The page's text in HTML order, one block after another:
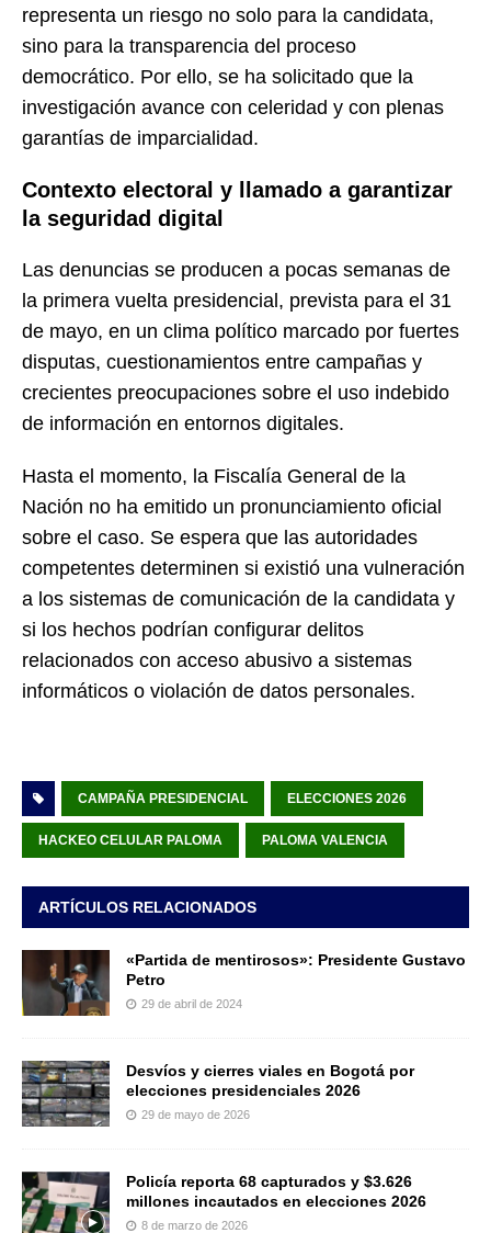
representa un riesgo no solo para la candidata,
sino para la transparencia del proceso
democrático. Por ello, se ha solicitado que la
investigación avance con celeridad y con plenas
garantías de imparcialidad.
Contexto electoral y llamado a garantizar
la seguridad digital
Las denuncias se producen a pocas semanas de
la primera vuelta presidencial, prevista para el 31
de mayo, en un clima político marcado por fuertes
disputas, cuestionamientos entre campañas y
crecientes preocupaciones sobre el uso indebido
de información en entornos digitales.
Hasta el momento, la Fiscalía General de la
Nación no ha emitido un pronunciamiento oficial
sobre el caso. Se espera que las autoridades
competentes determinen si existió una vulneración
a los sistemas de comunicación de la candidata y
si los hechos podrían configurar delitos
relacionados con acceso abusivo a sistemas
informáticos o violación de datos personales.
CAMPAÑA PRESIDENCIAL ELECCIONES 2026
HACKEO CELULAR PALOMA PALOMA VALENCIA
ARTÍCULOS RELACIONADOS
«Partida de mentirosos»: Presidente Gustavo
Petro
29 de abril de 2024
Desvíos y cierres viales en Bogotá por
elecciones presidenciales 2026
29 de mayo de 2026
Policía reporta 68 capturados y $3.626
millones incautados en elecciones 2026
8 de marzo de 2026